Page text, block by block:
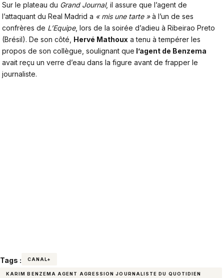
Sur le plateau du Grand Journal, il assure que l’agent de
l’attaquant du Real Madrid a « mis une tarte »à l’un de ses
confrères de L’Equipe, lors de la soirée d’adieu à Ribeirao Preto
(Brésil). De son côté, Hervé Mathoux a tenu à tempérer les
propos de son collègue, soulignant que l’agent de Benzema
avait reçu un verre d’eau dans la figure avant de frapper le
journaliste.
Tags : CANAL+
KARIM BENZEMA AGENT AGRESSION JOURNALISTE DU QUOTIDIEN